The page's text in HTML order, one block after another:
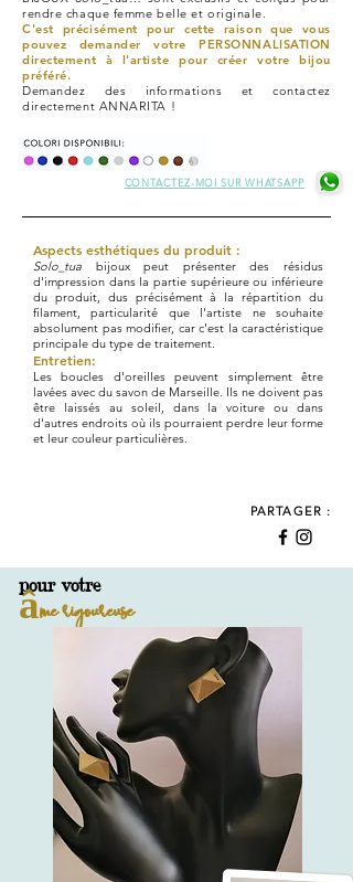
rendre chaque femme belle et originale.
C'est précisément pour cette raison que vous
pouvez demander votre PERSONNALISATION
directement à l'artiste pour créer votre bijou
préféré.
Demandez des informations et contactez
directement ANNARITA !
CONTACTEZ-MOI SUR WHATSAPP
Aspects esthétiques du produit :
Solo_tua bijoux peut présenter des résidus
d'impression dans la partie supérieure ou inférieure
du produit, dus précisément à la répartition du
filament, particularité que l'artiste ne souhaite
absolument pas modifier, car c'est la caractéristique
principale du type de traitement.
Entretien:
Les boucles d'oreilles peuvent simplement être
lavées avec du savon de Marseille. Ils ne doivent pas
être laissés au soleil, dans la voiture ou dans
d'autres endroits où ils pourraient perdre leur forme
et leur couleur particulières.
PARTAGER :
pour votre
âme rigoureuse